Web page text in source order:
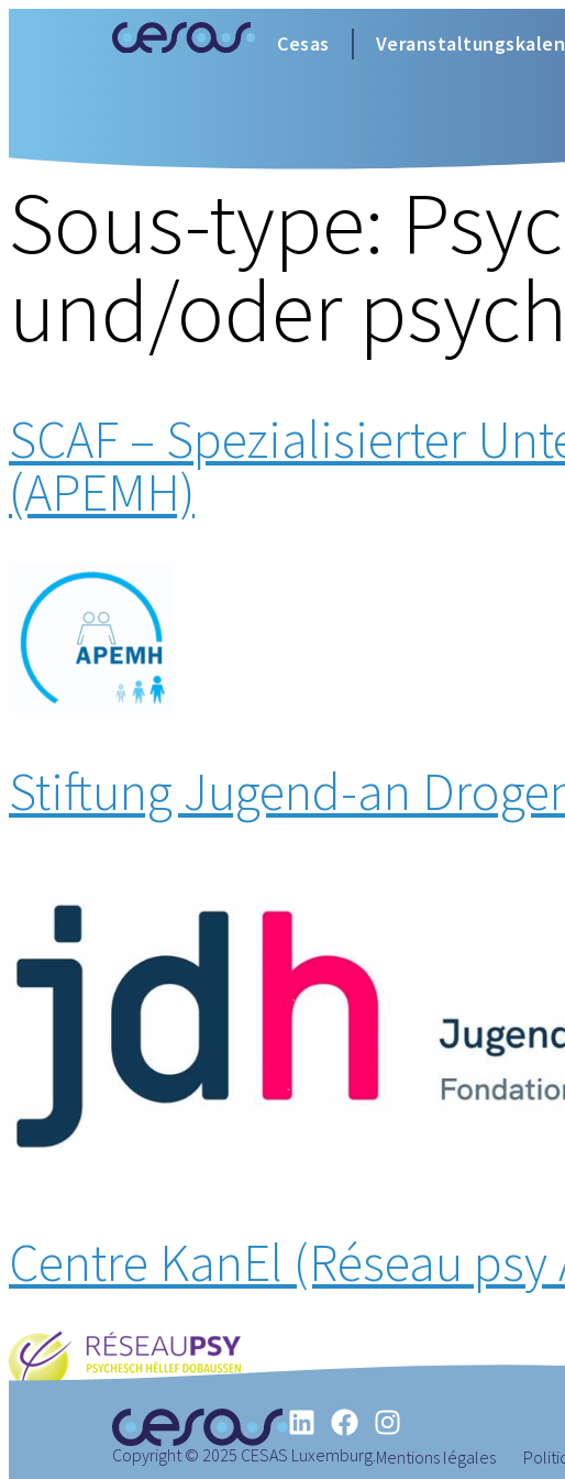
Cesas
Sous-type:
und/oder
SCAF – Spezialisierter
(APEMH)
Stiftung Jugend-an
Centre KanEl (Réseau psy
Copyright © 2025 CESAS Luxemburg.Mentions légales